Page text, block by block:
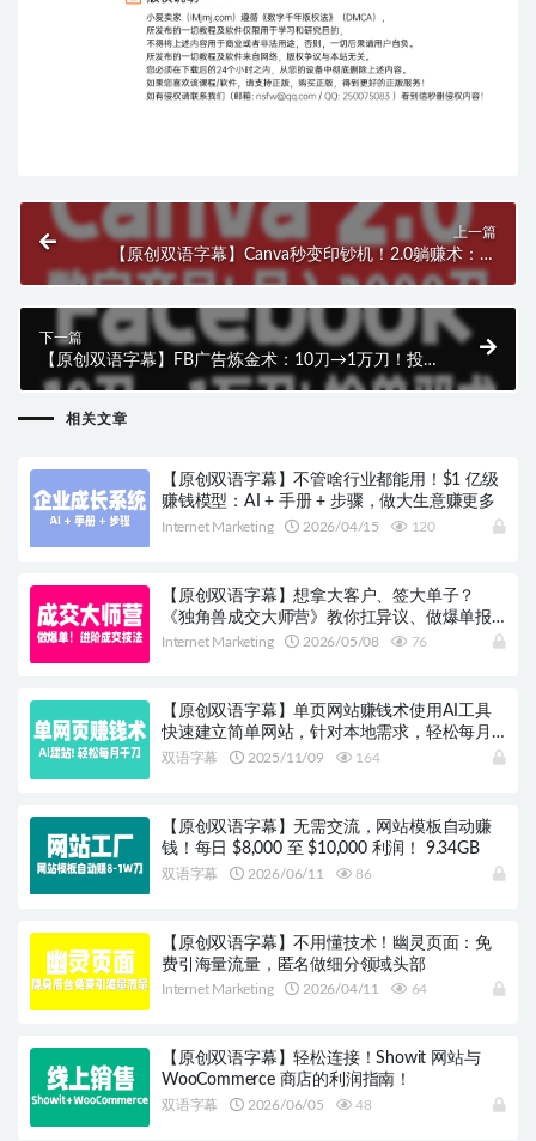
上一篇
【原创双语字幕】Canva秒变印钞机！2.0躺赚术：亚
马逊+印刷术，小白月入$2000
下一篇
【原创双语字幕】FB广告炼金术：10刀→1万刀！投手
逆袭，少烧钱多抢单邪术
相关文章
【原创双语字幕】不管啥行业都能用！$1 亿级
赚钱模型：AI + 手册 + 步骤，做大生意赚更多
Internet Marketing 2026/04/15 120
【原创双语字幕】想拿大客户、签大单子？
《独角兽成交大师营》教你扛异议、做爆单报
价，小白也能进阶！
Internet Marketing 2026/05/08 76
【原创双语字幕】单页网站赚钱术使用AI工具
快速建立简单网站，针对本地需求，轻松每月
赚取数千美元!
双语字幕 2025/11/09 164
【原创双语字幕】无需交流，网站模板自动赚
钱！每日 $8,000 至 $10,000 利润！ 9.34GB
双语字幕 2026/06/11 86
【原创双语字幕】不用懂技术！幽灵页面：免
费引海量流量，匿名做细分领域头部
Internet Marketing 2026/04/11 64
【原创双语字幕】轻松连接！Showit 网站与
WooCommerce 商店的利润指南！
双语字幕 2026/06/05 48